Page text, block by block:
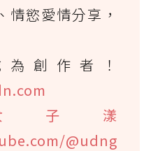
情慾愛情分享，
創作者！
子漾
@udng